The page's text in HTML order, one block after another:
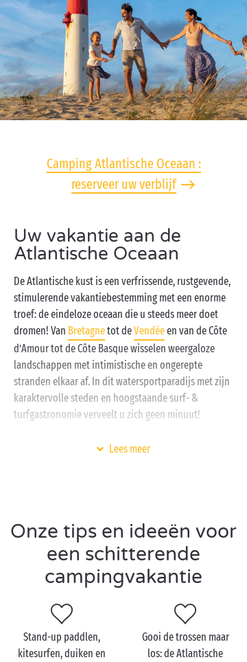
Camping Atlantische Oceaan :
reserveer uw verblijf
Uw vakantie aan de
Atlantische Oceaan
De Atlantische kust is een verfrissende, rustgevende,
stimulerende vakantiebestemming met een enorme
troef: de eindeloze oceaan die u steeds meer doet
dromen! Van Bretagnetot deVendéeen van de Côte
d’Amour tot de Côte Basque wisselen weergaloze
landschappen met intimistische en ongerepte
stranden elkaar af. In dit watersportparadijs met zijn
karaktervolle steden en hoogstaande surf- &
turfgastronomie verveelt u zich geen minuut!
Onze campings in het zuidelijke departement
fijnzandstranden,wandelingentussen de gigantische
dennen van de Landes de Gascogne, surflessen in de
badplaatsen van Baskenland, zonnen met de voeten
in het water … En dan zijn er natuurlijk ook nog de
genieten van uw vakantie op maat met Sandaya?
Een vakantie aan de Atlantische kust is ook een
prima gelegenheid om de allermooiste stranden te
Lees meer
Onze tips en ideeën voor
een schitterende
campingvakantie
Stand-up paddlen,
kitesurfen, duiken en
Gooi de trossen maar
los: de Atlantische